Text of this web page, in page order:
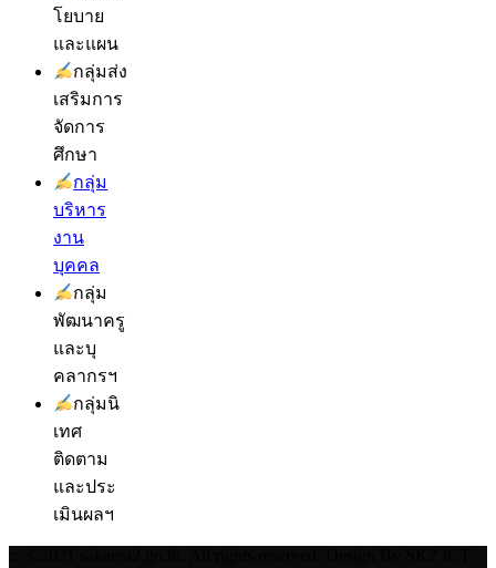
โยบาย
และแผน
กลุ่มส่ง
เสริมการ
จัดการ
ศึกษา
กลุ่ม
บริหาร
งาน
บุคคล
กลุ่ม
พัฒนาครู
และบุ
คลากรฯ
กลุ่มนิ
เทศ
ติดตาม
และประ
เมินผลฯ